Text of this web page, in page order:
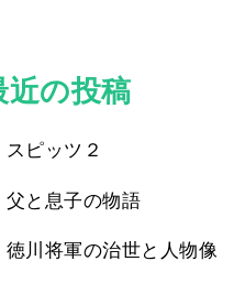
近の投稿
スピッツ２
父と息子の物語
徳川将軍の治世と人物像